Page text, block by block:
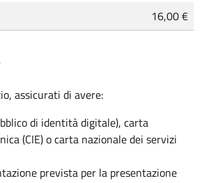
16,00 €
assicurati di avere:
di identità digitale), carta
(CIE) o carta nazionale dei servizi
prevista per la presentazione